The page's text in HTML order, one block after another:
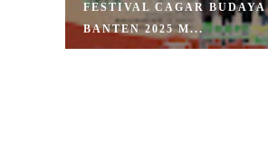
FESTIVAL CAGAR BUDAYA
BANTEN 2025 M...